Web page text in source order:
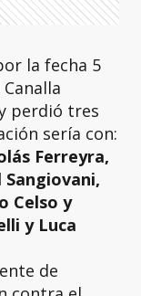
la fecha 5
perdió tres
sería con:
Ferreyra,
Sangiovani,
Celso y
y Luca
de